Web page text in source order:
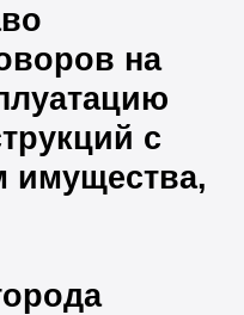
на
с
имущества,